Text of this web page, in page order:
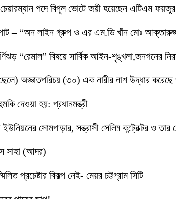
পদে বিপুল ভোটে জয়ী হয়েছেন এটিএম
– “অন লাইন গ্রুপ ও এর এম.ডি খাঁন মোঃ
“রেমাল” বিষয়ে সার্বিক আইন-শৃঙ্খলা,জনগনের
অজ্ঞাতপরিচয় (৩০) এক নারীর লাশ উদ্ধার করেছে
দেওয়া হয়: প্রধানমন্ত্রী
ইউনিয়নের সোমপাড়ার, সন্ত্রাসী সেলিম কন্ট্রেক্টর ও
সাহা (আদর)
প্রচেষ্টার বিকল্প নেই- মেয়র চট্টগ্রাম সিটি